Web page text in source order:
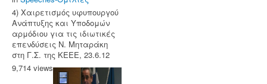
4) Χαιρετισμός υφυπουργού
Ανάπτυξης και Υποδομών
αρμόδιου για τις ιδιωτικές
επενδύσεις Ν. Μηταράκη
στη Γ.Σ. της ΚΕΕΕ, 23.6.12
9,714 views